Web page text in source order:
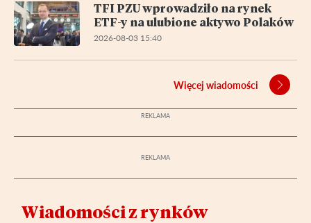
TFI PZU wprowadziło na rynek
ETF-y na ulubione aktywo Polaków
2026-08-03 15:40
Więcej wiadomości
Wiadomości z rynków